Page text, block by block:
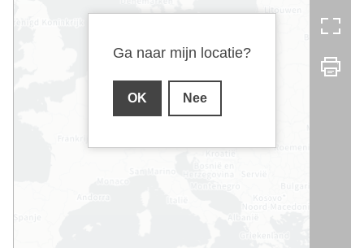
Ga naar mijn locatie?
OK Nee